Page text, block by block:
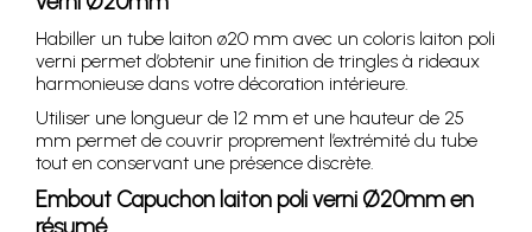
Habiller un tube laiton ø20 mm avec un coloris laiton poli
verni permet d’obtenir une finition de tringles à rideaux
harmonieuse dans votre décoration intérieure.
Utiliser une longueur de 12 mm et une hauteur de 25
mm permet de couvrir proprement l’extrémité du tube
tout en conservant une présence discrète.
Embout Capuchon laiton poli verni Ø20mm en
résumé